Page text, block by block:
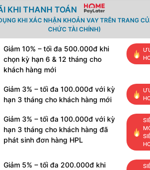
KHI THANH TOÁN
KHI XÁC NHẬN KHOẢN VAY TRÊN TRANG
CHỨC TÀI CHÍNH)
Giảm 10% – tối đa 500.000đ khi
chọn kỳ hạn 6 & 12 tháng cho
khách hàng mới
Giảm 3% – tối đa 100.000đ với kỳ
hạn 3 tháng cho khách hàng mới
Giảm 3% – tối đa 100.000đ với kỳ
hạn 3 tháng cho khách hàng đã
phát sinh đơn hàng HPL
Giảm 5% – tối đa 200.000đ khi